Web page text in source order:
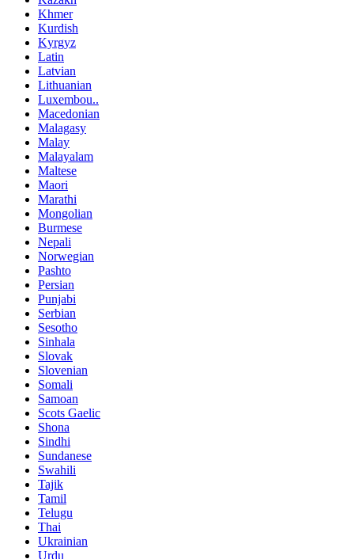
Khmer
Kurdish
Kyrgyz
Latin
Latvian
Lithuanian
Luxembou..
Macedonian
Malagasy
Malay
Malayalam
Maltese
Maori
Marathi
Mongolian
Burmese
Nepali
Norwegian
Pashto
Persian
Punjabi
Serbian
Sesotho
Sinhala
Slovak
Slovenian
Somali
Samoan
Scots Gaelic
Shona
Sindhi
Sundanese
Swahili
Tajik
Tamil
Telugu
Thai
Ukrainian
Urdu